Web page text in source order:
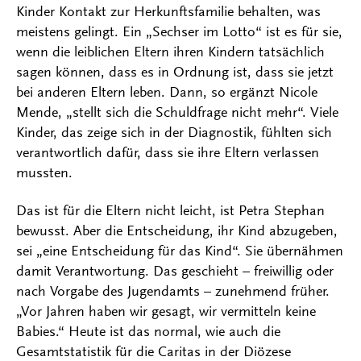
Kinder Kontakt zur Herkunftsfamilie behalten, was
meistens gelingt. Ein „Sechser im Lotto“ ist es für sie,
wenn die leiblichen Eltern ihren Kindern tatsächlich
sagen können, dass es in Ordnung ist, dass sie jetzt
bei anderen Eltern leben. Dann, so ergänzt Nicole
Mende, „stellt sich die Schuldfrage nicht mehr“. Viele
Kinder, das zeige sich in der Diagnostik, fühlten sich
verantwortlich dafür, dass sie ihre Eltern verlassen
mussten.
Das ist für die Eltern nicht leicht, ist Petra Stephan
bewusst. Aber die Entscheidung, ihr Kind abzugeben,
sei „eine Entscheidung für das Kind“. Sie übernähmen
damit Verantwortung. Das geschieht – freiwillig oder
nach Vorgabe des Jugendamts – zunehmend früher.
„Vor Jahren haben wir gesagt, wir vermitteln keine
Babies.“ Heute ist das normal, wie auch die
Gesamtstatistik für die Caritas in der Diözese